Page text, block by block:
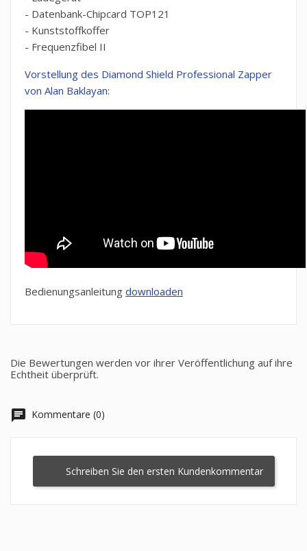
- Datenbank-Chipcard TOP121
- Kunststoffkoffer
- Frequenzfibel II
Vorstellung des Diamond Shield Professional Zapper
von Alan Baklayan:
Bedienungsanleitung downloaden
Die Bewertungen werden vor ihrer Veröffentlichung auf ihre
Echtheit überprüft.
chat Kommentare (0)
Schreiben Sie den ersten Kundenkommentar